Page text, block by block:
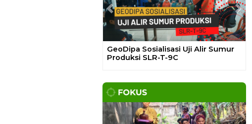
CEK FAKTA
Hoaks – Video Viral
Pertandingan
Diulang
Laporkan Hoaks Cek Fakta Lain